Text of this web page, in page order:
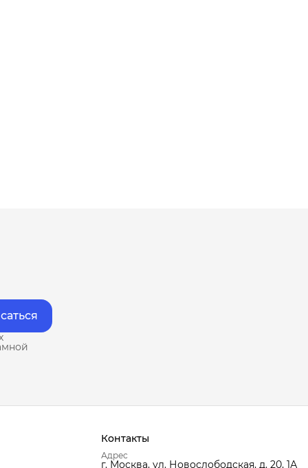
Контакты
Адрес
г. Москва, ул. Новослободская, д. 20, 1А